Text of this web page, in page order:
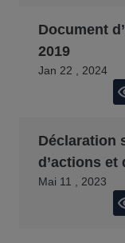
Document
2019
Jan 22 , 2024
Déclaration
d’actions et
Mai 11 , 2023